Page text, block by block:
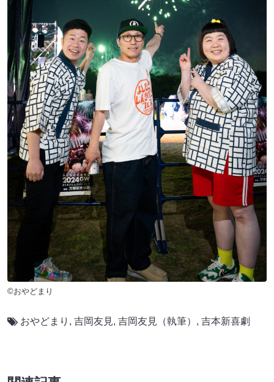
©おやどまり
おやどまり , 吉岡友見, 吉岡友見（執筆） , 吉本新喜劇